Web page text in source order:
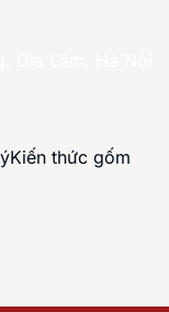
Kiến thức gốm